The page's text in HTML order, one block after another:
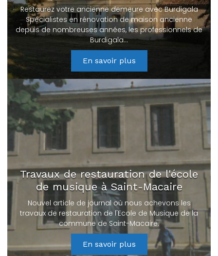
Restaurez votre ancienne demeure avec Burdigala
Spécialistes en rénovation de maison ancienne
depuis de nombreuses années, les professionnels de
Burdigala…
En savoir plus
Travaux de restauration de l'école
de musique à Saint-Macaire
Nouvel article de journal où nous achevons les
travaux de restauration de l'Ecole de Musique de la
commune de Saint-Macaire.
En savoir plus